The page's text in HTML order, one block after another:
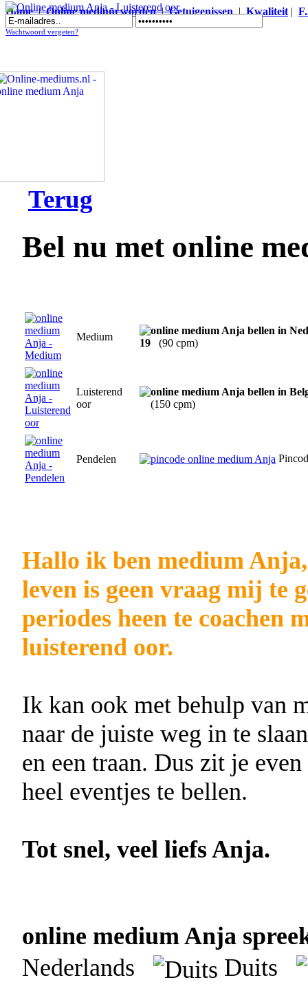
Home|Online medium worden|Getuigenissen|Kwaliteit |
Online medium Anja - Luisterend oor
Wachtwoord vergeten?
Terug
Bel nu met online
Medium
19 (90 cpm)
Luisterend
oor
(150 cpm)
Pendelen
Hallo ik ben medium
leven is geen vraag mij te
periodes heen te coachen
luisterend oor.
Ik kan ook met behulp van
naar de juiste weg in te
en een traan. Dus zit je
heel eventjes te bellen.
Tot snel, veel liefs Anja.
online medium Anja
Nederlands
Duits